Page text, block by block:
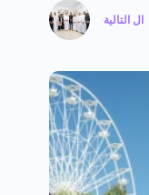
ال التالية